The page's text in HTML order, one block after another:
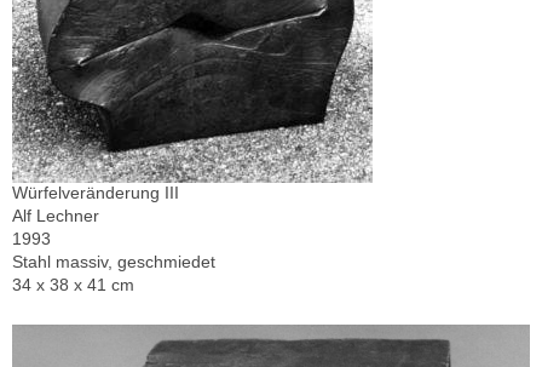
Würfelveränderung III
Alf Lechner
1993
Stahl massiv, geschmiedet
34 x 38 x 41 cm